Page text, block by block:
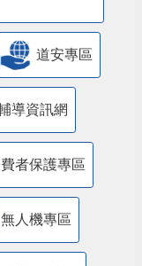
道安專區
導資訊網
者保護專區
無人機專區